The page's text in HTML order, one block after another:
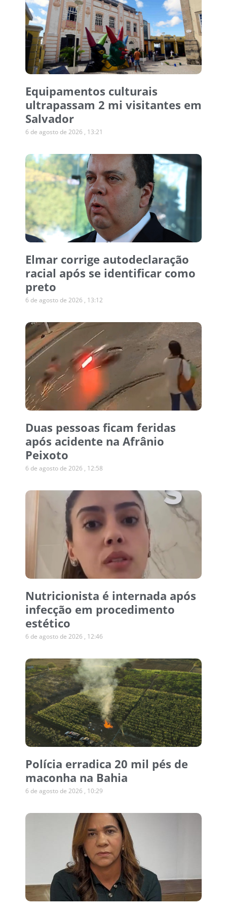
Equipamentos culturais
ultrapassam 2 mi visitantes em
Salvador
6 de agosto de 2026 13:21
Elmar corrige autodeclaração
racial após se identificar como
preto
6 de agosto de 2026 13:12
Duas pessoas ficam feridas
após acidente na Afrânio
Peixoto
6 de agosto de 2026 12:58
Nutricionista é internada após
infecção em procedimento
estético
6 de agosto de 2026 12:46
Polícia erradica 20 mil pés de
maconha na Bahia
6 de agosto de 2026 10:29